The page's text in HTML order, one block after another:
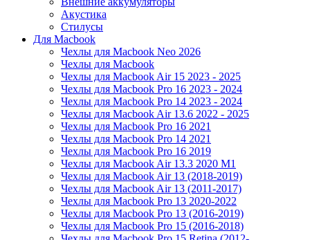
Акустика
Стилусы
Для Macbook
Чехлы для Macbook Neo 2026
Чехлы для Macbook
Чехлы для Macbook Air 15 2023 - 2025
Чехлы для Macbook Pro 16 2023 - 2024
Чехлы для Macbook Pro 14 2023 - 2024
Чехлы для Macbook Air 13.6 2022 - 2025
Чехлы для Macbook Pro 16 2021
Чехлы для Macbook Pro 14 2021
Чехлы для Macbook Pro 16 2019
Чехлы для Macbook Air 13.3 2020 M1
Чехлы для Macbook Air 13 (2018-2019)
Чехлы для Macbook Air 13 (2011-2017)
Чехлы для Macbook Pro 13 2020-2022
Чехлы для Macbook Pro 13 (2016-2019)
Чехлы для Macbook Pro 15 (2016-2018)